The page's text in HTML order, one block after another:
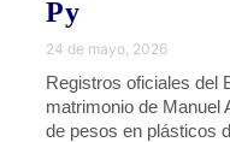
Py
24 de mayo, 2026
Registros oficiales del
matrimonio de Manuel
de pesos en plásticos